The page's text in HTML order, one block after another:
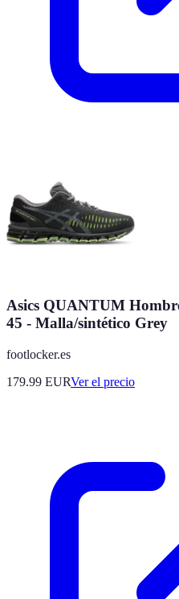
Asics QUANTUM
45 - Malla/sintético Grey
footlocker.es
179.99 EURVer el precio